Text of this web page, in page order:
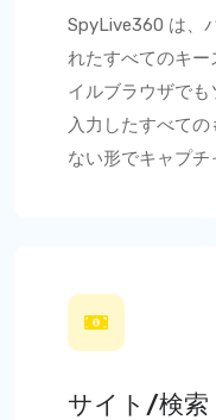
SpyLive360 は、
れたすべてのキ
イルブラウザでも
入力したすべての
ない形でキャプチ
サイト/検索